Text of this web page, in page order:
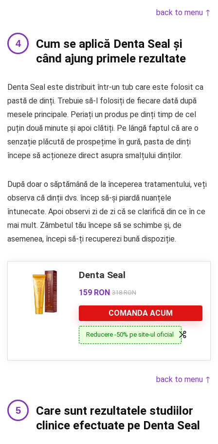
back to menu ↑
Cum se aplică Denta Seal și
când ajung primele rezultate
Denta Seal este distribuit într-un tub care este folosit ca
pastă de dinți. Trebuie să-l folosiți de fiecare dată după
mesele principale. Periați un produs pe dinți timp de cel
puțin două minute și apoi clătiți. Pe lângă faptul că are o
senzație plăcută de prospețime în gură, pasta de dinți
începe să acționeze direct asupra smalțului dinților.
După doar o săptămână de la începerea tratamentului, veți
observa că dinții dvs. încep să-și piardă nuanțele
întunecate. Apoi observi zi de zi că se clarifică din ce în ce
mai mult. Zâmbetul tău începe să se schimbe și, de
asemenea, începi să-ți recuperezi bună dispoziție.
Denta Seal
159 RON 318 RON
COMANDA ACUM
Reducere -50% pe site-ul oficial
back to menu ↑
Care sunt rezultatele studiilor
clinice efectuate pe Denta Seal